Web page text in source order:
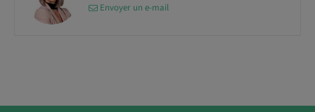
Envoyer un e-mail